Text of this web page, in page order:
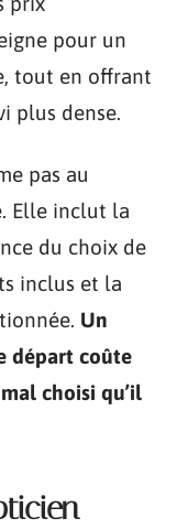
pour un
tout en offrant
plus dense.
pas au
Elle inclut la
du choix de
inclus et la
Un
départ coûte
choisi qu’il